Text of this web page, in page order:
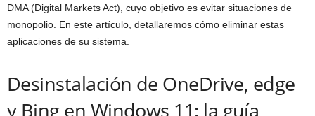
DMA (Digital Markets Act), cuyo objetivo es evitar situaciones de
monopolio. En este artículo, detallaremos cómo eliminar estas
aplicaciones de su sistema.
Desinstalación de OneDrive, edge
y Bing en Windows 11: la guía